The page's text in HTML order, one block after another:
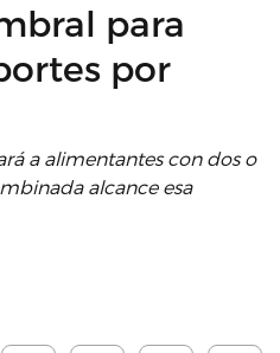
para
por
a alimentantes con dos o
alcance esa